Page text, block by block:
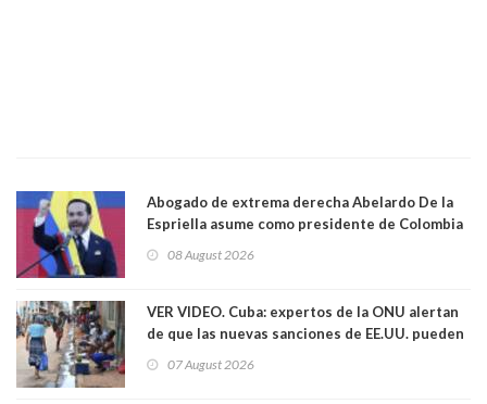
Abogado de extrema derecha Abelardo De la
Espriella asume como presidente de Colombia
08 August 2026
VER VIDEO. Cuba: expertos de la ONU alertan
de que las nuevas sanciones de EE.UU. pueden
07 August 2026